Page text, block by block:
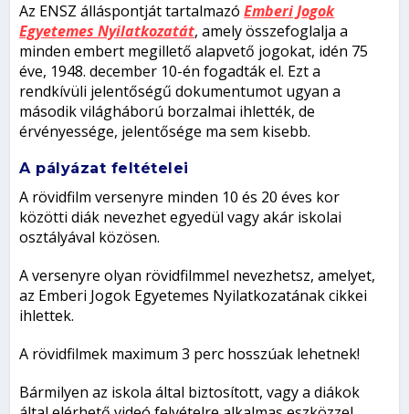
Az ENSZ álláspontját tartalmazóEmberi Jogok
Egyetemes Nyilatkozatát, amely összefoglalja a
minden embert megillető alapvető jogokat, idén 75
éve, 1948. december 10-én fogadták el. Ezt a
rendkívüli jelentőségű dokumentumot ugyan a
második világháború borzalmai ihlették, de
érvényessége, jelentősége ma sem kisebb.
A pályázat feltételei
A rövidfilm versenyre minden 10 és 20 éves kor
közötti diák nevezhet egyedül vagy akár iskolai
osztályával közösen.
A versenyre olyan rövidfilmmel nevezhetsz, amelyet,
az Emberi Jogok Egyetemes Nyilatkozatának cikkei
ihlettek.
A rövidfilmek maximum 3 perc hosszúak lehetnek!
Bármilyen az iskola által biztosított, vagy a diákok